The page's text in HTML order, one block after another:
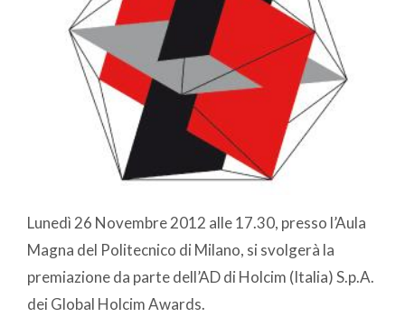
Lunedì 26 Novembre 2012 alle 17.30, presso l’Aula
Magna del Politecnico di Milano, si svolgerà la
premiazione da parte dell’AD di Holcim (Italia) S.p.A.
dei Global Holcim Awards.